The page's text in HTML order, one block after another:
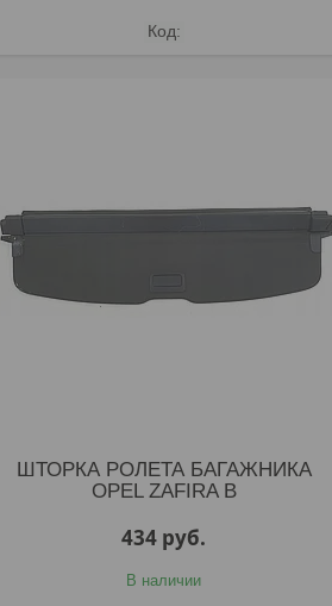
ШТОРКА РОЛЕТА БАГАЖНИКА
OPEL ZAFIRA B
434 руб.
В наличии